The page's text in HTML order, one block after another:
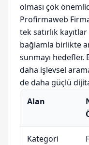
olması çok
Profirmaweb
tek satırlık
bağlamla birlikte
sunmayı hedefler.
daha işlevsel
de daha güçlü
Alan
Kategori